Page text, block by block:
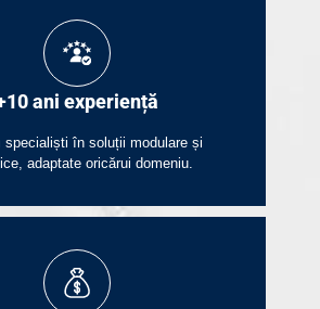
ani experiență
specialiști în soluții modulare și
adaptate oricărui domeniu.